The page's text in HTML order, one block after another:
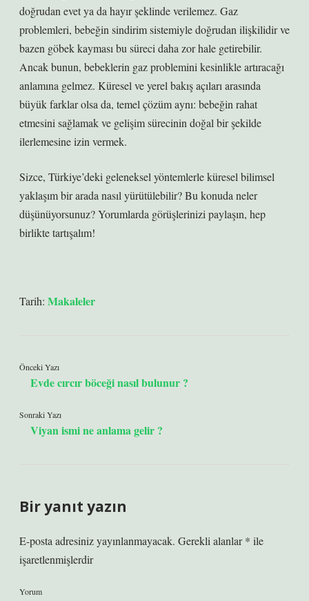
doğrudan evet ya da hayır şeklinde verilemez. Gaz
problemleri, bebeğin sindirim sistemiyle doğrudan ilişkilidir ve
bazen göbek kayması bu süreci daha zor hale getirebilir.
Ancak bunun, bebeklerin gaz problemini kesinlikle artıracağı
anlamına gelmez. Küresel ve yerel bakış açıları arasında
büyük farklar olsa da, temel çözüm aynı: bebeğin rahat
etmesini sağlamak ve gelişim sürecinin doğal bir şekilde
ilerlemesine izin vermek.
Sizce, Türkiye’deki geleneksel yöntemlerle küresel bilimsel
yaklaşım bir arada nasıl yürütülebilir? Bu konuda neler
düşünüyorsunuz? Yorumlarda görüşlerinizi paylaşın, hep
birlikte tartışalım!
Tarih: Makaleler
Önceki Yazı
Evde cırcır böceği nasıl bulunur ?
Sonraki Yazı
Viyan ismi ne anlama gelir ?
Bir yanıt yazın
E-posta adresiniz yayınlanmayacak. Gerekli alanlar* ile
işaretlenmişlerdir
Yorum